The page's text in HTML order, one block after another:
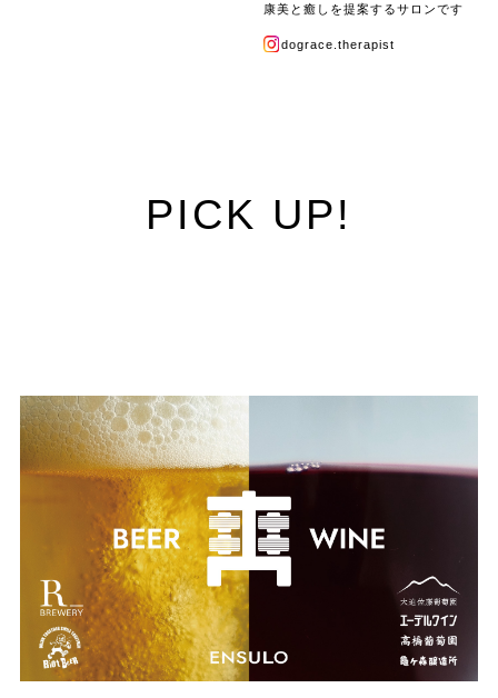
康美と癒しを提案するサロンです
dograce.therapist
PICK UP!